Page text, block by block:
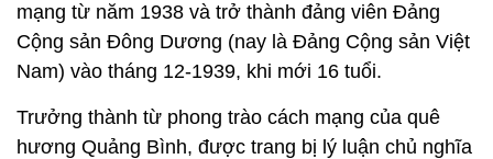
mạng từ năm 1938 và trở thành đảng viên Đảng
Cộng sản Đông Dương (nay là Đảng Cộng sản Việt
Nam) vào tháng 12-1939, khi mới 16 tuổi.
Trưởng thành từ phong trào cách mạng của quê
hương Quảng Bình, được trang bị lý luận chủ nghĩa